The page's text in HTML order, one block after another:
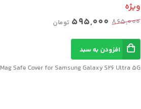
ویژه
865,000
595,000 تومان
افزودن به سبد
Mag Safe Cover for Samsung Galaxy S26 Ultra 5G